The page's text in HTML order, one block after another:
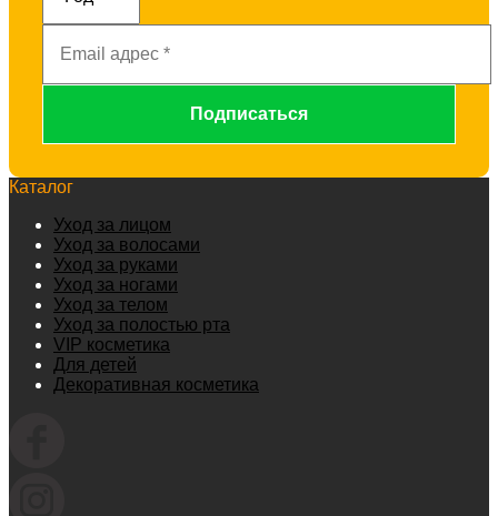
адрес
*
Каталог
Уход за лицом
Уход за волосами
Уход за руками
Уход за ногами
Уход за телом
Уход за полостью рта
VIP косметика
Для детей
Декоративная косметика